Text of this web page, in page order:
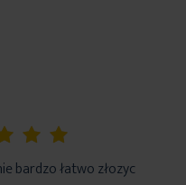
bardzo łatwo złozyc